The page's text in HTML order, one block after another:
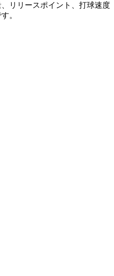
リリースポイント、打球速度
。